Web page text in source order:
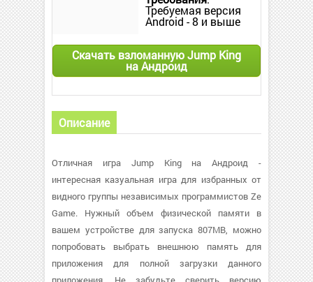
Требуемая версия
Android - 8 и выше
Скачать взломанную Jump King
на Андроид
Описание
Отличная игра Jump King на Андроид -
интересная казуальная игра для избранных от
видного группы независимых программистов Ze
Game. Нужный объем физической памяти в
вашем устройстве для запуска 807MB, можно
попробовать выбрать внешнюю память для
приложения для полной загрузки данного